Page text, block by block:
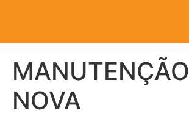
MANUTENÇÃO
NOVA